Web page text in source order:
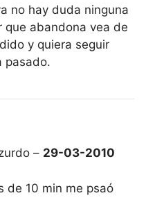
no hay duda ninguna
que abandona vea de
y quiera seguir
pasado.
– 29-03-2010
de 10 min me psaó